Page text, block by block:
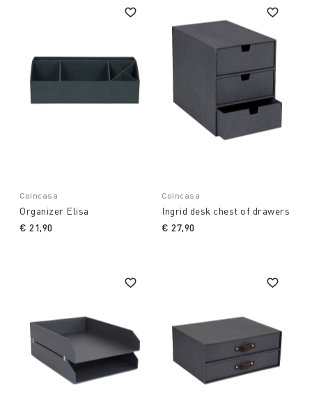
Coincasa
Organizer Elisa
€ 21,90
Coincasa
Ingrid desk chest of drawers
€ 27,90